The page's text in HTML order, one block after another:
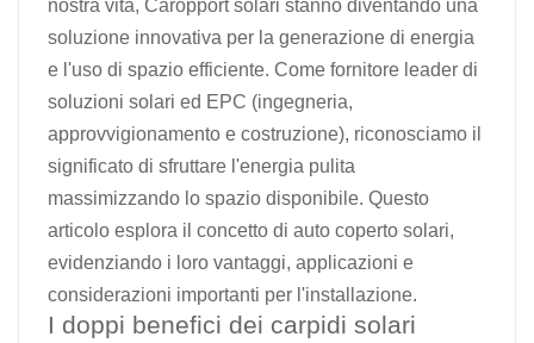
nostra vita, Caropport solari stanno diventando una
soluzione innovativa per la generazione di energia
e l'uso di spazio efficiente. Come fornitore leader di
soluzioni solari ed EPC (ingegneria,
approvvigionamento e costruzione), riconosciamo il
significato di sfruttare l'energia pulita
massimizzando lo spazio disponibile. Questo
articolo esplora il concetto di auto coperto solari,
evidenziando i loro vantaggi, applicazioni e
considerazioni importanti per l'installazione.
I doppi benefici dei carpidi solari